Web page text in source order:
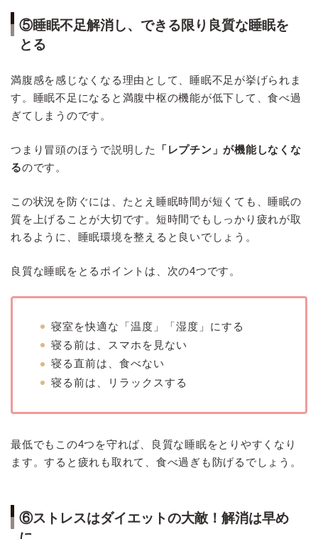
⑤睡眠不足解消し、できる限り良質な睡眠を
とる
満腹感を感じなくなる理由として、睡眠不足が挙げられま
す。睡眠不足になると満腹中枢の機能が低下して、食べ過
ぎてしまうのです。
つまり冒頭のほうで説明した
「レプチン」が機能しなくな
るのです。
この状況を防ぐには、たとえ睡眠時間が短くても、睡眠の
質を上げることが大切です。短時間でもしっかり疲れが取
れるように、睡眠環境を整えると良いでしょう。
良質な睡眠をとるポイントは、次の4つです。
寝室を快適な「温度」「湿度」にする
寝る前は、スマホを見ない
寝る直前は、食べない
寝る前は、リラックスする
最低でもこの4つを守れば、良質な睡眠をとりやすくなり
ます。すると疲れも取れて、食べ過ぎも防げるでしょう。
⑥ストレスはダイエットの大敵！解消は早め